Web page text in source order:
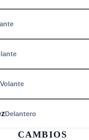
Volante
Delantero
CAMBIOS